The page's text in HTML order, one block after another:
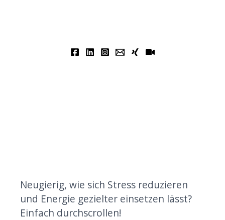
Neugierig, wie sich Stress reduzieren
und Energie gezielter einsetzen lässt?
Einfach durchscrollen!